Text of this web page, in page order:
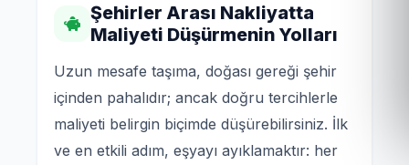
Şehirler Arası Nakliyatta
Maliyeti Düşürmenin Yolları
Uzun mesafe taşıma, doğası gereği şehir
içinden pahalıdır; ancak doğru tercihlerle
maliyeti belirgin biçimde düşürebilirsiniz. İlk
ve en etkili adım, eşyayı ayıklamaktır: her